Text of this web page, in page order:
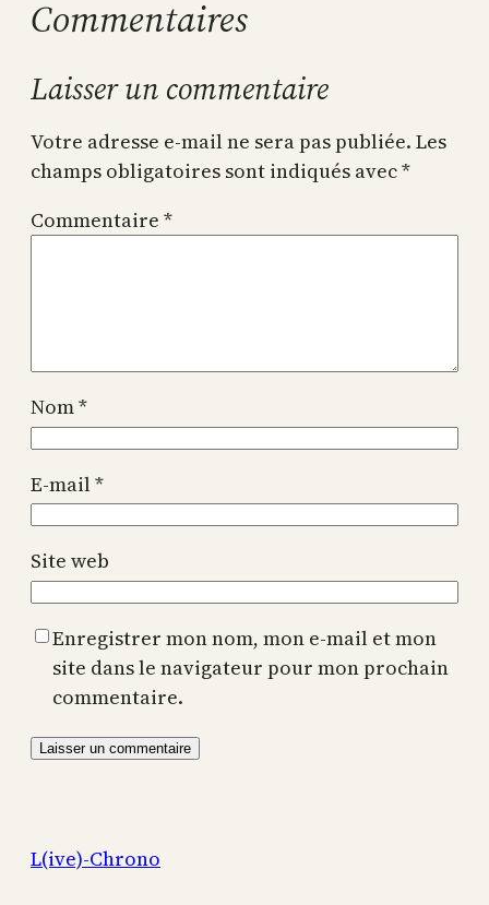
Commentaires
Laisser un commentaire
Votre adresse e-mail ne sera pas publiée. Les
champs obligatoires sont indiqués avec*
Commentaire *
Nom*
E-mail*
Site web
Enregistrer mon nom, mon e-mail et mon
site dans le navigateur pour mon prochain
commentaire.
L(ive)-Chrono